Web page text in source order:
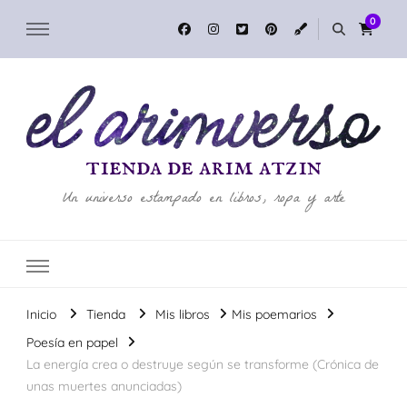
0
tienda de arim atzin
Un universo estampado en libros, ropa y arte
Inicio Tienda Mis libros
Mis poemarios
Poesía en papel
La energía crea o destruye según se transforme (Crónica de
unas muertes anunciadas)